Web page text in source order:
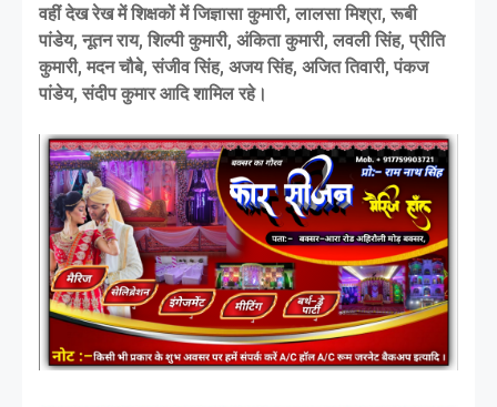
वहीं देख रेख में शिक्षकों में जिज्ञासा कुमारी, लालसा मिश्रा, रूबी
पांडेय, नूतन राय, शिल्पी कुमारी, अंकिता कुमारी, लवली सिंह, प्रीति
कुमारी, मदन चौबे, संजीव सिंह, अजय सिंह, अजित तिवारी, पंकज
पांडेय, संदीप कुमार आदि शामिल रहे।